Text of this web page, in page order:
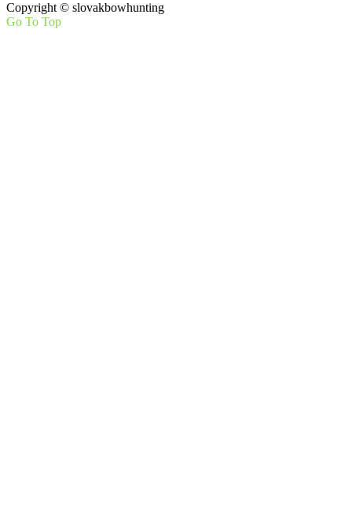
Copyright © slovakbowhunting
Go To Top